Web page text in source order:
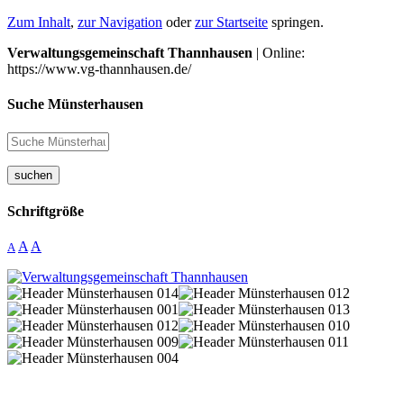
Zum Inhalt, zur Navigation oderzur Startseite springen.
Verwaltungsgemeinschaft Thannhausen | Online:
https://www.vg-thannhausen.de/
Suche Münsterhausen
suchen
Schriftgröße
A A A